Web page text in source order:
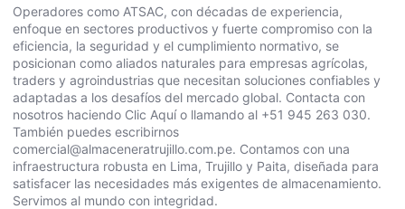
Operadores como ATSAC, con décadas de experiencia,
enfoque en sectores productivos y fuerte compromiso con la
eficiencia, la seguridad y el cumplimiento normativo, se
posicionan como aliados naturales para empresas agrícolas,
traders y agroindustrias que necesitan soluciones confiables y
adaptadas a los desafíos del mercado global. Contacta con
nosotros haciendo Clic Aquío llamando al +51 945 263 030.
También puedes escribirnos
comercial@almaceneratrujillo.com.pe. Contamos con una
infraestructura robusta en Lima, Trujillo y Paita, diseñada para
satisfacer las necesidades más exigentes de almacenamiento.
Servimos al mundo con integridad.